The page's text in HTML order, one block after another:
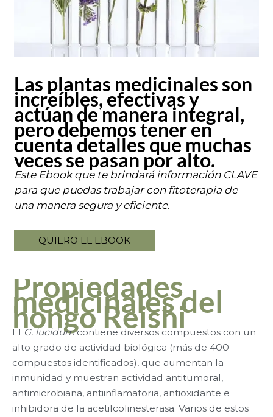
Las plantas medicinales son
increíbles, efectivas y
actúan de manera integral,
pero debemos tener en
cuenta detalles que muchas
veces se pasan por alto.
Este Ebook que te brindará información CLAVE
para que puedas trabajar con fitoterapia de
una manera segura y eficiente.
QUIERO EL EBOOK
Propiedades
medicinales del
hongo Reishi
El G. lucidumcontiene diversos compuestos con un
alto grado de actividad biológica (más de 400
compuestos identificados), que aumentan la
inmunidad y muestran actividad antitumoral,
antimicrobiana, antiinflamatoria, antioxidante e
inhibidora de la acetilcolinesterasa. Varios de estos